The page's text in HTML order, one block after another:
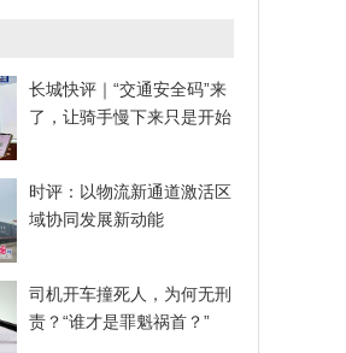
长城快评｜“交通安全码”来
了，让骑手慢下来只是开始
时评：以物流新通道激活区
域协同发展新动能
司机开车撞死人，为何无刑
责？“谁才是罪魁祸首？”